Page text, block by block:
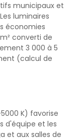
municipaux et
luminaires
économies
converti de
3 000 à 5
(calcul de
K) favorise
d'équipe et les
et aux salles de